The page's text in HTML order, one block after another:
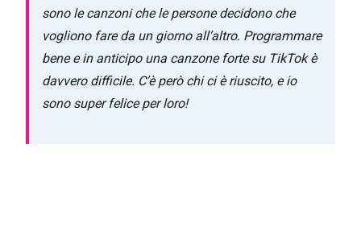
sono le canzoni che le persone decidono che
vogliono fare da un giorno all’altro. Programmare
bene e in anticipo una canzone forte su TikTok è
davvero difficile. C’è però chi ci è riuscito, e io
sono super felice per loro!